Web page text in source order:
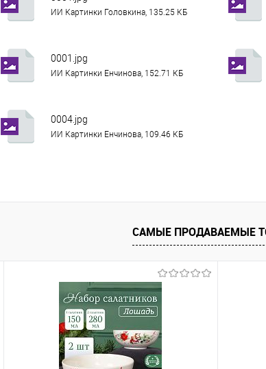
ИИ Картинки Головкина, 135.25 КБ
0001.jpg
ИИ Картинки Енчинова, 152.71 КБ
0004.jpg
ИИ Картинки Енчинова, 109.46 КБ
САМЫЕ ПРОДАВАЕМЫЕ